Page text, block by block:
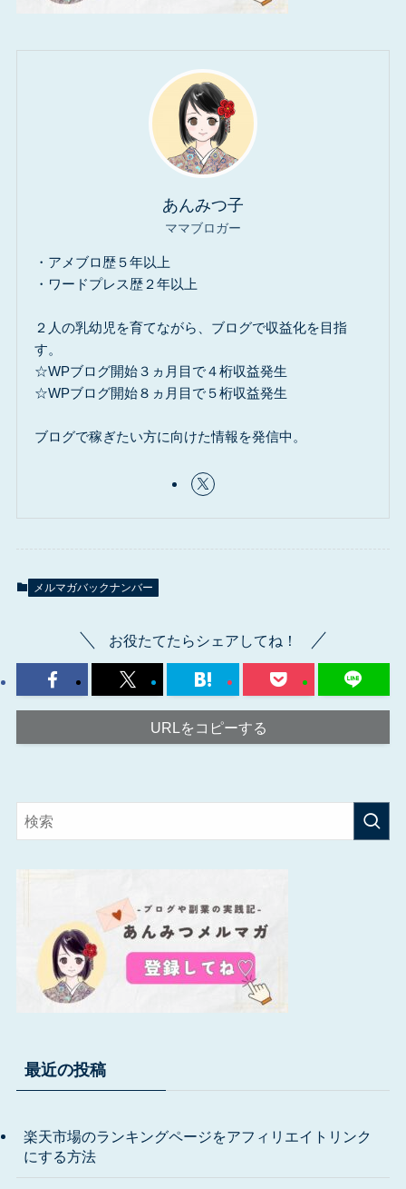
あんみつ子
ママブロガー
・アメブロ歴５年以上
・ワードプレス歴２年以上
２人の乳幼児を育てながら、ブログで収益化を目指
す。
☆WPブログ開始３ヵ月目で４桁収益発生
☆WPブログ開始８ヵ月目で５桁収益発生
ブログで稼ぎたい方に向けた情報を発信中。
メルマガバックナンバー
お役たてたらシェアしてね！
URLをコピーする
最近の投稿
楽天市場のランキングページをアフィリエイトリンク
にする方法